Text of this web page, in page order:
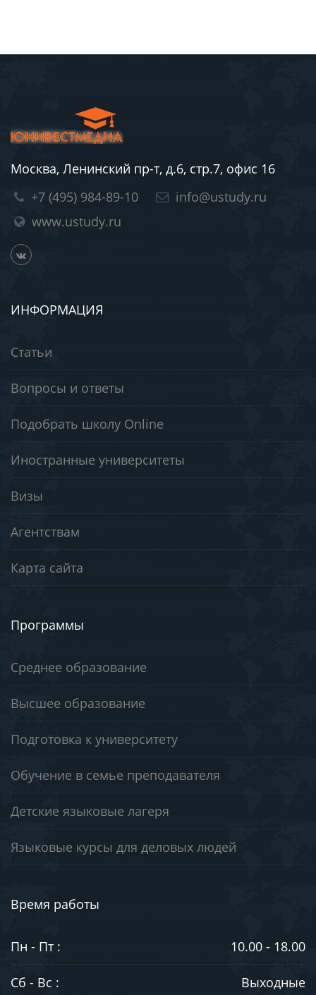
Москва, Ленинский пр-т, д.6, стр.7, офис 16
+7 (495) 984-89-10
info@ustudy.ru
www.ustudy.ru
ИНФОРМАЦИЯ
Статьи
Вопросы и ответы
Подобрать школу Online
Иностранные университеты
Визы
Агентствам
Карта сайта
Программы
Среднее образование
Высшее образование
Подготовка к университету
Обучение в семье преподавателя
Детские языковые лагеря
Языковые курсы для деловых людей
Время работы
Пн - Пт : 10.00 - 18.00
Сб - Вс : Выходные